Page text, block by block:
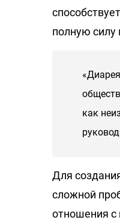
полную силу
как
Для
сложной
отношения с